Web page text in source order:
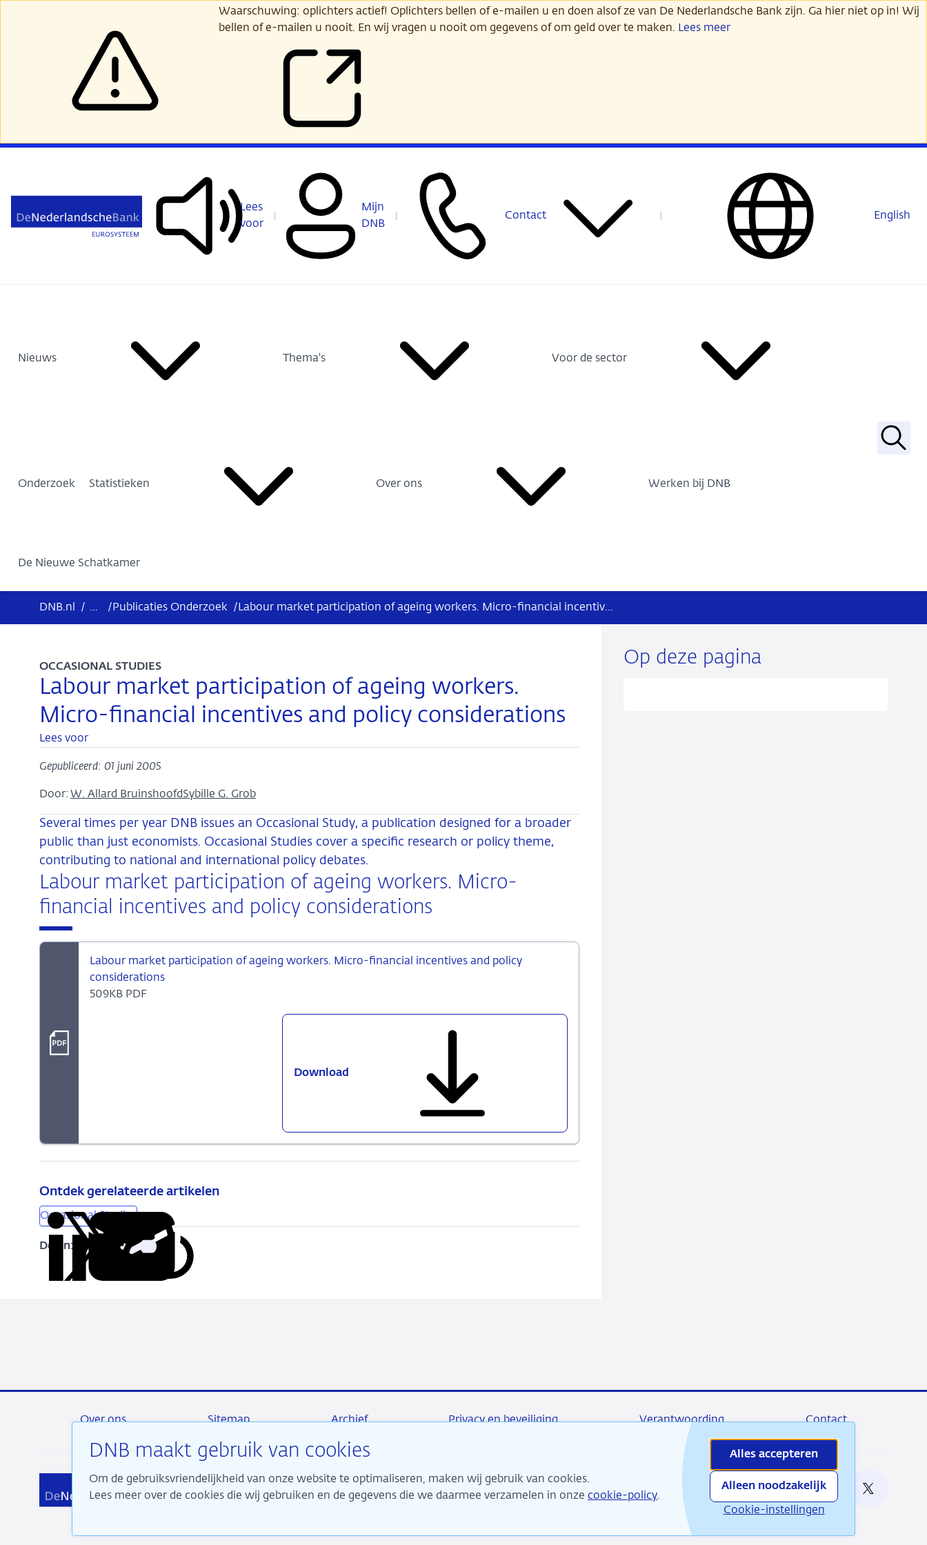
Waarschuwing: oplichters actief! Oplichters bellen of e-mailen u en doen alsof ze van De Nederlandsche Bank zijn. Ga hier niet op in! Wij
bellen of e-mailen u nooit. En wij vragen u nooit om gegevens of om geld over te maken. Lees meer
Lees
voor
Mijn
DNB
Contact English
Nieuws Thema's Voor de sector
Onderzoek Statistieken Over ons Werken bij DNB
De Nieuwe Schatkamer
Zoek
DNB.nl / ... / Publicaties Onderzoek / Labour market participation of ageing workers. Micro-financial incentives and policy considerations
Op deze pagina
Labour market participation of ageing workers.
Micro-financial incentives and policy considerations
OCCASIONAL STUDIES
Lees voor
Gepubliceerd: 01 juni 2005
Door: W. Allard BruinshoofdSybille G. Grob
Several times per year DNB issues an Occasional Study, a publication designed for a broader
public than just economists. Occasional Studies cover a specific research or policy theme,
contributing to national and international policy debates.
Labour market participation of ageing workers. Micro-
financial incentives and policy considerations
Labour market participation of ageing workers. Micro-financial incentives and policy
considerations
509KB PDF
Download
Ontdek gerelateerde artikelen
Occasional Studies
Delen:
Deel
via
DeelDeelKopieer
DNB maakt gebruik van cookies
Om de gebruiksvriendelijkheid van onze website te optimaliseren, maken wij gebruik van cookies.
Lees meer over de cookies die wij gebruiken en de gegevens die we daarmee verzamelen in onze cookie-policy.
Alles accepteren
Alleen noodzakelijk
Cookie-instellingen
Over ons Sitemap Archief Privacy en beveiliging Verantwoording Contact
InstagramLinkedin
X
Wij maken ons sterk voor financiële stabiliteit en dragen daarmee bij
aan duurzame welvaart in Nederland.